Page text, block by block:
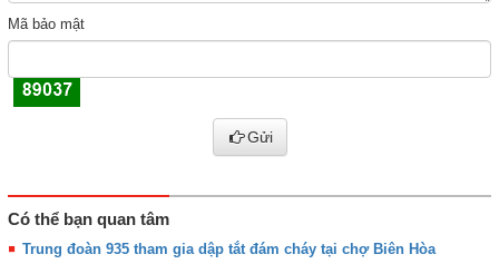
Mã bảo mật
Gửi
Có thể bạn quan tâm
Trung đoàn 935 tham gia dập tắt đám cháy tại chợ Biên Hòa